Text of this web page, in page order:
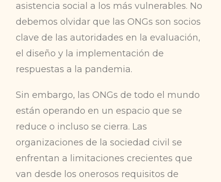
asistencia social a los más vulnerables. No
debemos olvidar que las ONGs son socios
clave de las autoridades en la evaluación,
el diseño y la implementación de
respuestas a la pandemia.
Sin embargo, las ONGs de todo el mundo
están operando en un espacio que se
reduce o incluso se cierra. Las
organizaciones de la sociedad civil se
enfrentan a limitaciones crecientes que
van desde los onerosos requisitos de